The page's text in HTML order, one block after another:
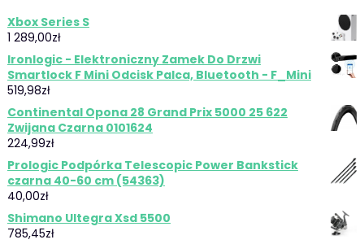
Xbox Series S
1 289,00zł
Ironlogic - Elektroniczny Zamek Do Drzwi
Smartlock F Mini Odcisk Palca, Bluetooth - F_Mini
519,98zł
Continental Opona 28 Grand Prix 5000 25 622
Zwijana Czarna 0101624
224,99zł
Prologic Podpórka Telescopic Power Bankstick
czarna 40-60 cm (54363)
40,00zł
Shimano Ultegra Xsd 5500
785,45zł